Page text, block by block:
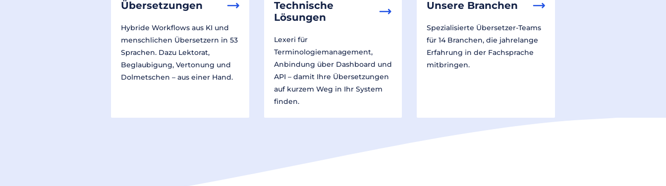
Übersetzungen
Hybride Workflows aus KI und
menschlichen Übersetzern in 53
Sprachen. Dazu Lektorat,
Beglaubigung, Vertonung und
Dolmetschen – aus einer Hand.
Technische
Lösungen
Lexeri für
Terminologiemanagement,
Anbindung über Dashboard und
API – damit Ihre Übersetzungen
auf kurzem Weg in Ihr System
finden.
Unsere Branchen
Spezialisierte Übersetzer-Teams
für 14 Branchen, die jahrelange
Erfahrung in der Fachsprache
mitbringen.